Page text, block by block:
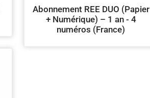
Abonnement REE DUO (Papier
+ Numérique) – 1 an - 4
numéros (France)